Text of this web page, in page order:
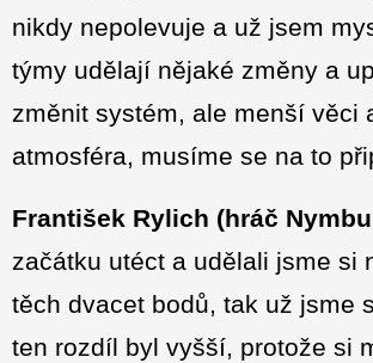
nikdy nepolevuje a už jsem
týmy udělají nějaké změny a
změnit systém, ale menší věci
atmosféra, musíme se na to
František Rylich (hráč
začátku utéct a udělali jsme si
těch dvacet bodů, tak už jsme
ten rozdíl byl vyšší, protože si